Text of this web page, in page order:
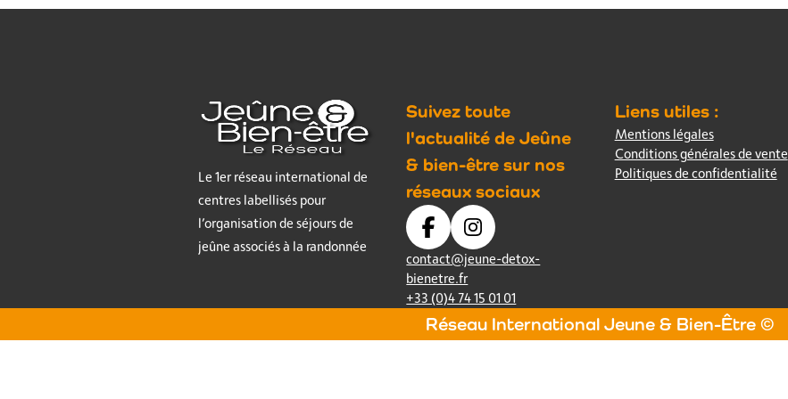
Le 1er réseau international de
centres labellisés pour
l’organisation de séjours de
jeûne associés à la randonnée
Suivez toute
l'actualité de Jeûne
& bien-être sur nos
réseaux sociaux
contact@jeune-detox-
bienetre.fr
+33 (0)4 74 15 01 01
Liens utiles :
Mentions légales
Conditions générales de vente
Politiques de confidentialité
Réseau International Jeune & Bien-Être ©